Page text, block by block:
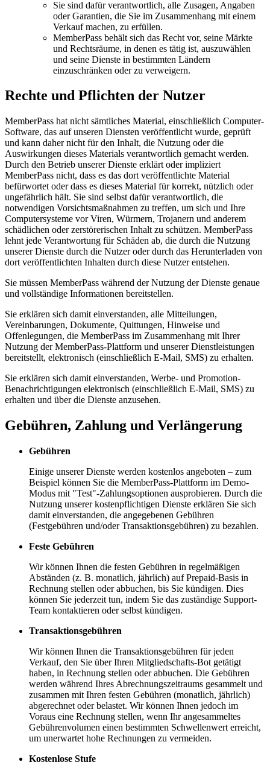
Sie sind dafür verantwortlich, alle Zusagen, Angaben
oder Garantien, die Sie im Zusammenhang mit einem
Verkauf machen, zu erfüllen.
MemberPass behält sich das Recht vor, seine Märkte
und Rechtsräume, in denen es tätig ist, auszuwählen
und seine Dienste in bestimmten Ländern
einzuschränken oder zu verweigern.
Rechte und Pflichten der Nutzer
MemberPass hat nicht sämtliches Material, einschließlich Computer-
Software, das auf unseren Diensten veröffentlicht wurde, geprüft
und kann daher nicht für den Inhalt, die Nutzung oder die
Auswirkungen dieses Materials verantwortlich gemacht werden.
Durch den Betrieb unserer Dienste erklärt oder impliziert
MemberPass nicht, dass es das dort veröffentlichte Material
befürwortet oder dass es dieses Material für korrekt, nützlich oder
ungefährlich hält. Sie sind selbst dafür verantwortlich, die
notwendigen Vorsichtsmaßnahmen zu treffen, um sich und Ihre
Computersysteme vor Viren, Würmern, Trojanern und anderem
schädlichen oder zerstörerischen Inhalt zu schützen. MemberPass
lehnt jede Verantwortung für Schäden ab, die durch die Nutzung
unserer Dienste durch die Nutzer oder durch das Herunterladen von
dort veröffentlichten Inhalten durch diese Nutzer entstehen.
Sie müssen MemberPass während der Nutzung der Dienste genaue
und vollständige Informationen bereitstellen.
Sie erklären sich damit einverstanden, alle Mitteilungen,
Vereinbarungen, Dokumente, Quittungen, Hinweise und
Offenlegungen, die MemberPass im Zusammenhang mit Ihrer
Nutzung der MemberPass-Plattform und unserer Dienstleistungen
bereitstellt, elektronisch (einschließlich E-Mail, SMS) zu erhalten.
Sie erklären sich damit einverstanden, Werbe- und Promotion-
Benachrichtigungen elektronisch (einschließlich E-Mail, SMS) zu
erhalten und über die Dienste anzusehen.
Gebühren, Zahlung und Verlängerung
Gebühren
Einige unserer Dienste werden kostenlos angeboten – zum
Beispiel können Sie die MemberPass-Plattform im Demo-
Modus mit "Test"-Zahlungsoptionen ausprobieren. Durch die
Nutzung unserer kostenpflichtigen Dienste erklären Sie sich
damit einverstanden, die angegebenen Gebühren
(Festgebühren und/oder Transaktionsgebühren) zu bezahlen.
Feste Gebühren
Wir können Ihnen die festen Gebühren in regelmäßigen
Abständen (z. B. monatlich, jährlich) auf Prepaid-Basis in
Rechnung stellen oder abbuchen, bis Sie kündigen. Dies
können Sie jederzeit tun, indem Sie das zuständige Support-
Team kontaktieren oder selbst kündigen.
Transaktionsgebühren
Wir können Ihnen die Transaktionsgebühren für jeden
Verkauf, den Sie über Ihren Mitgliedschafts-Bot getätigt
haben, in Rechnung stellen oder abbuchen. Die Gebühren
werden während Ihres Abrechnungszeitraums gesammelt und
zusammen mit Ihren festen Gebühren (monatlich, jährlich)
abgerechnet oder belastet. Wir können Ihnen jedoch im
Voraus eine Rechnung stellen, wenn Ihr angesammeltes
Gebührenvolumen einen bestimmten Schwellenwert erreicht,
um unerwartet hohe Rechnungen zu vermeiden.
Kostenlose Stufe